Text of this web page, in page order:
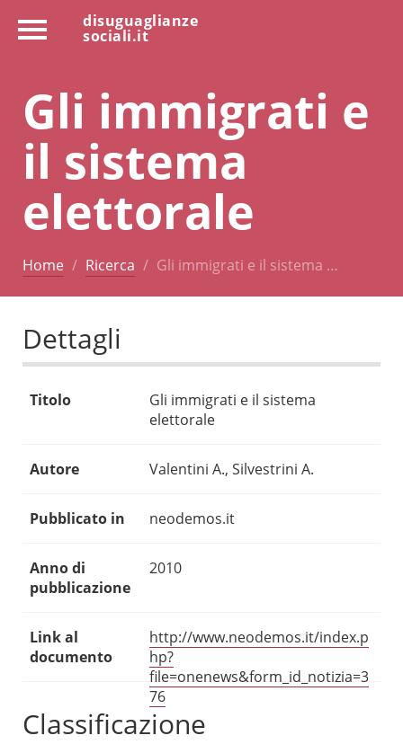
disuguaglianze
sociali.it
Gli immigrati e
il sistema
elettorale
Home Ricerca Gli immigrati e il sistema …
Dettagli
Titolo
Gli immigrati e il sistema
elettorale
Autore Valentini A., Silvestrini A.
Pubblicato in neodemos.it
Anno di
pubblicazione
2010
Link al
documento
http://www.neodemos.it/index.p
hp?
file=onenews&form_id_notizia=3
76
Classificazione